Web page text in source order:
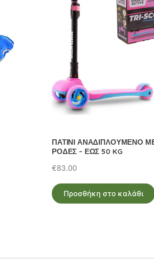
ΠΑΤΙΝΙ ΑΝΑΔΙΠΛΟΥΜΕΝΟ ΜΕ
ΡΟΔΕΣ – ΕΩΣ 50 KG
€83.00
Προσθήκη στο καλάθι